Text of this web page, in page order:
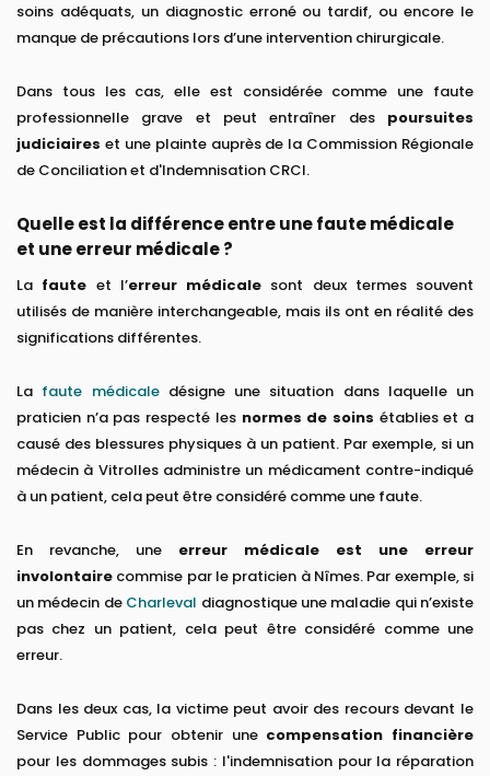
soins adéquats, un diagnostic erroné ou tardif, ou encore le
manque de précautions lors d’une intervention chirurgicale.
Dans tous les cas, elle est considérée comme une faute
professionnelle grave et peut entraîner des poursuites
judiciaires et une plainte auprès de la Commission Régionale
de Conciliation et d'Indemnisation CRCI.
Quelle est la différence entre une faute médicale
et une erreur médicale ?
La faute et l’erreur médicale sont deux termes souvent
utilisés de manière interchangeable, mais ils ont en réalité des
significations différentes.
La faute médicaledésigne une situation dans laquelle un
praticien n’a pas respecté les normes de soins établies et a
causé des blessures physiques à un patient. Par exemple, si un
médecin à Vitrolles administre un médicament contre-indiqué
à un patient, cela peut être considéré comme une faute.
En revanche, une erreur médicale est une erreur
involontaire commise par le praticien à Nîmes. Par exemple, si
un médecin de Charleval diagnostique une maladie qui n’existe
pas chez un patient, cela peut être considéré comme une
erreur.
Dans les deux cas, la victime peut avoir des recours devant le
Service Public pour obtenir une compensation financière
pour les dommages subis : l'indemnisation pour la réparation